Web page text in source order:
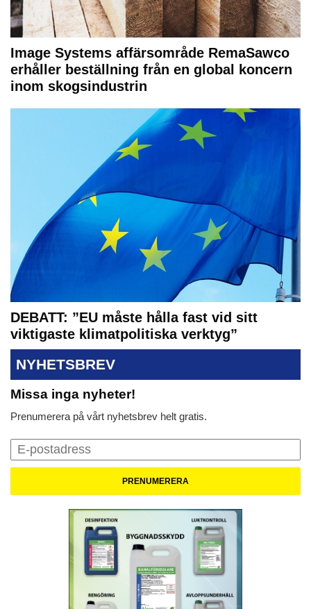
Image Systems affärsområde RemaSawco
erhåller beställning från en global koncern
inom skogsindustrin
DEBATT: ”EU måste hålla fast vid sitt
viktigaste klimatpolitiska verktyg”
NYHETSBREV
Missa inga nyheter!
Prenumerera på vårt nyhetsbrev helt gratis.